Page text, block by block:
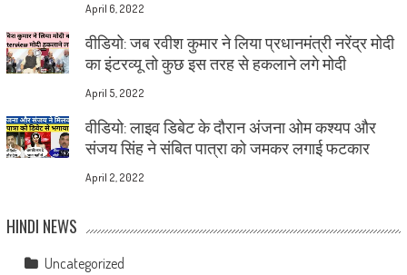
April 6, 2022
वीडियो: जब रवीश कुमार ने लिया प्रधानमंत्री नरेंद्र मोदी
का इंटरव्यू तो कुछ इस तरह से हकलाने लगे मोदी
April 5, 2022
वीडियो: लाइव डिबेट के दौरान अंजना ओम कश्यप और
संजय सिंह ने संबित पात्रा को जमकर लगाई फटकार
April 2, 2022
HINDI NEWS
Uncategorized